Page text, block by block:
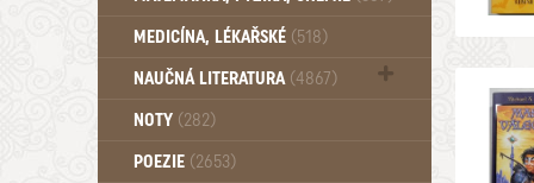
MEDICÍNA, LÉKAŘSKÉ (518)
NAUČNÁ LITERATURA (4867)
Zdraví a zdraví životní styl (510)
NOTY (282)
POEZIE (2653)